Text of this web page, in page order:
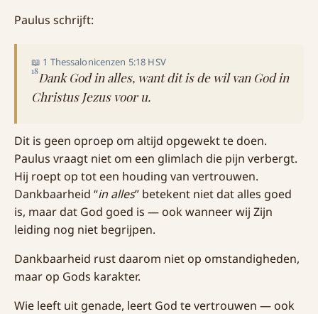
Paulus schrijft:
📖 1 Thessalonicenzen 5:18 HSV
18Dank God in alles, want dit is de wil van God in
Christus Jezus voor u.
Dit is geen oproep om altijd opgewekt te doen.
Paulus vraagt niet om een glimlach die pijn verbergt.
Hij roept op tot een houding van vertrouwen.
Dankbaarheid “in alles” betekent niet dat alles goed
is, maar dat God goed is — ook wanneer wij Zijn
leiding nog niet begrijpen.
Dankbaarheid rust daarom niet op omstandigheden,
maar op Gods karakter.
Wie leeft uit genade, leert God te vertrouwen — ook